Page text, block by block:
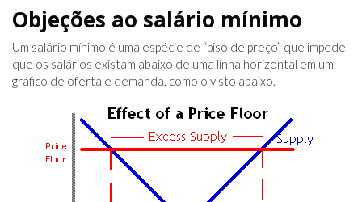
Objeções ao salário mínimo
Um salário mínimo é uma espécie de “piso de preço” que impede
que os salários existam abaixo de uma linha horizontal em um
gráfico de oferta e demanda, como o visto abaixo.